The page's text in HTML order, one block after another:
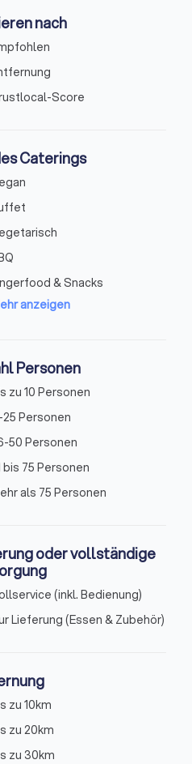
Mittagessen(32)
nach
Score
Caterings
& Snacks
anzeigen
Personen
zu 10 Personen
25 Personen
50 Personen
bis 75 Personen
als 75 Personen
oder vollständige
(inkl. Bedienung)
Lieferung (Essen & Zubehör)
zu 10km
zu 20km
zu 30km